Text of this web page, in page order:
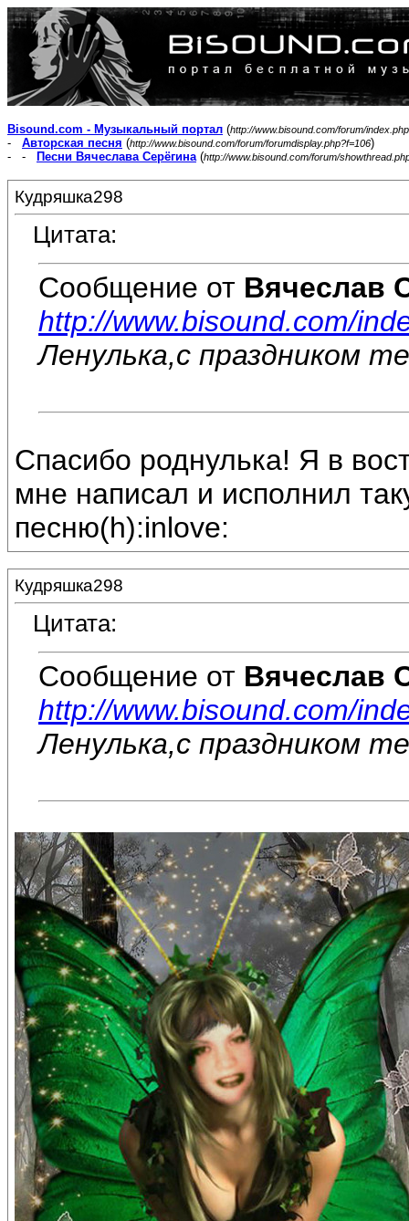
Bisound.com - Музыкальный портал (http://www.bisound.com/forum/index.php
- Авторская песня (http://www.bisound.com/forum/forumdisplay.php?f=106)
- -
Песни Вячеслава Серёгина(http://www.bisound.com/forum/
Кудряшка298
Цитата:
Сообщение от Вячеслав
http://www.bisound.com/
Ленулька,с праздником
Спасибо роднулька! Я в
мне написал и исполнил
песню(h):inlove:
Кудряшка298
Цитата:
Сообщение от Вячеслав
http://www.bisound.com/
Ленулька,с праздником